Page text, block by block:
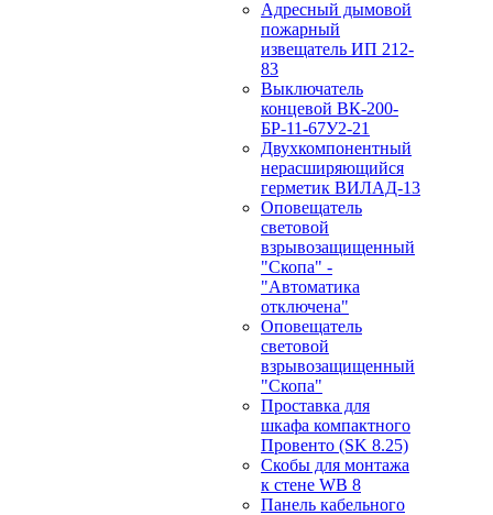
Адресный дымовой
пожарный
извещатель ИП 212-
83
Выключатель
концевой ВК-200-
БР-11-67У2-21
Двухкомпонентный
нерасширяющийся
герметик ВИЛАД-13
Оповещатель
световой
взрывозащищенный
"Скопа" -
"Автоматика
отключена"
Оповещатель
световой
взрывозащищенный
"Скопа"
Проставка для
шкафа компактного
Провенто (SK 8.25)
Скобы для монтажа
к стене WB 8
Панель кабельного